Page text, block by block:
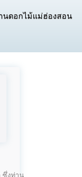
นดอกไม้แม่ฮ่องสอน
ซึ่งท่าน